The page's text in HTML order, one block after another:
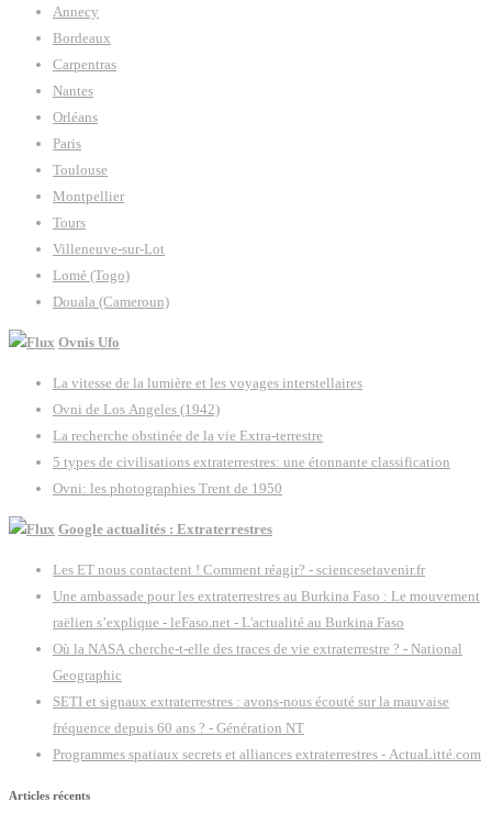
Annecy
Bordeaux
Carpentras
Nantes
Orléans
Paris
Toulouse
Montpellier
Tours
Villeneuve-sur-Lot
Lomé (Togo)
Douala (Cameroun)
Ovnis Ufo
La vitesse de la lumière et les voyages interstellaires
Ovni de Los Angeles (1942)
La recherche obstinée de la vie Extra-terrestre
5 types de civilisations extraterrestres: une étonnante classification
Ovni: les photographies Trent de 1950
Google actualités : Extraterrestres
Les ET nous contactent ! Comment réagir? - sciencesetavenir.fr
Une ambassade pour les extraterrestres au Burkina Faso : Le mouvement
raëlien s’explique - leFaso.net - L'actualité au Burkina Faso
Où la NASA cherche-t-elle des traces de vie extraterrestre ? - National
Geographic
SETI et signaux extraterrestres : avons-nous écouté sur la mauvaise
fréquence depuis 60 ans ? - Génération NT
Programmes spatiaux secrets et alliances extraterrestres - ActuaLitté.com
Articles récents